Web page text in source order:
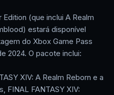
Edition (que inclui A Realm
estará disponível
do Xbox Game Pass
2024. O pacote inclui:
XIV: A Realm Reborn e a
FINAL FANTASY XIV: